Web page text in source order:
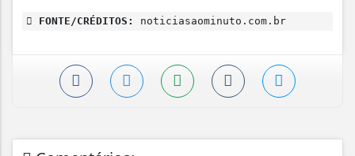
FONTE/CRÉDITOS: noticiasaominuto.com.br